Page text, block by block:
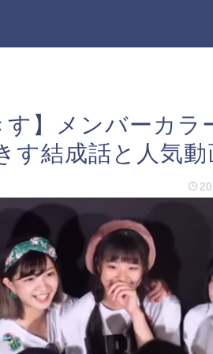
す】メンバーカラ
す結成話と人気動